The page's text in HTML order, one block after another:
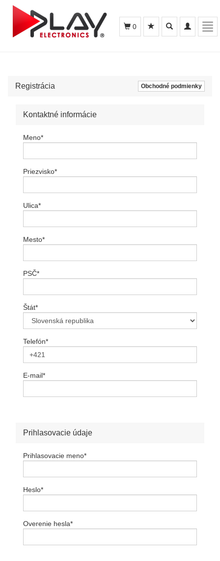
Toggle
navigation
Toggle
search
0
Registrácia Obchodné podmienky
Kontaktné informácie
Meno*
Priezvisko*
Ulica*
Mesto*
PSČ*
Štát*
Telefón*
E-mail*
Prihlasovacie údaje
Prihlasovacie meno*
Heslo*
Overenie hesla*